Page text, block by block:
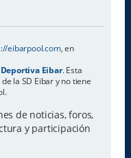
eibarpool.com, en
Eibar. Esta
la SD Eibar y no tiene
de noticias, foros,
y participación